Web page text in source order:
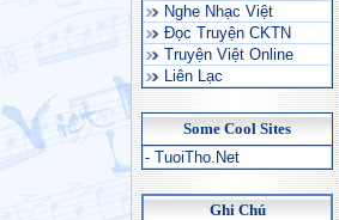
Nghe Nhạc Việt
Đọc Truyện CKTN
Truyện Việt Online
Liên Lạc
Some Cool Sites
- TuoiTho.Net
Ghi Chú